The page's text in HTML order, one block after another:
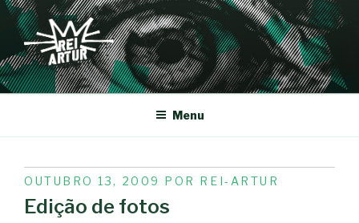
Saltar
para
conteúdo
REI-ARTUR
Menu
PUBLICADO
EM
OUTUBRO 13, 2009 POR REI-ARTUR
Edição de fotos